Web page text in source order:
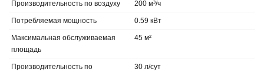
Производительность по воздуху 200 м³/ч
Потребляемая мощность 0.59 кВт
Максимальная обслуживаемая
площадь
45 м²
Производительность по
30 л/сут